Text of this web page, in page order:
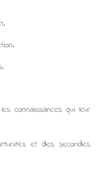
connaissances qui leur
et des secondes